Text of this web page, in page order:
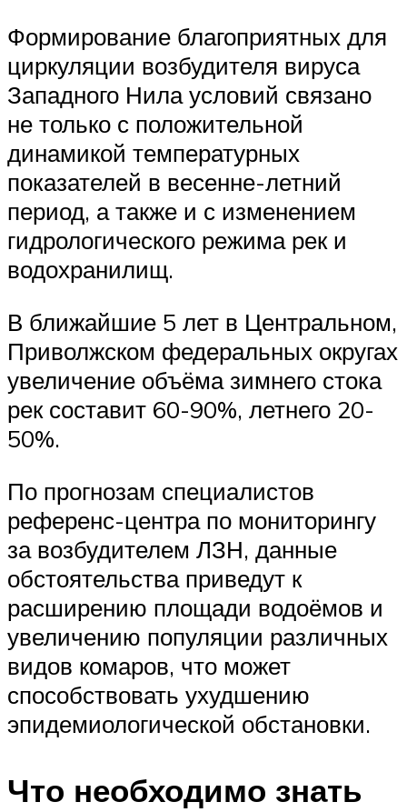
Формирование благоприятных для
циркуляции возбудителя вируса
Западного Нила условий связано
не только с положительной
динамикой температурных
показателей в весенне-летний
период, а также и с изменением
гидрологического режима рек и
водохранилищ.
В ближайшие 5 лет в Центральном,
Приволжском федеральных округах
увеличение объёма зимнего стока
рек составит 60-90%, летнего 20-
50%.
По прогнозам специалистов
референс-центра по мониторингу
за возбудителем ЛЗН, данные
обстоятельства приведут к
расширению площади водоёмов и
увеличению популяции различных
видов комаров, что может
способствовать ухудшению
эпидемиологической обстановки.
Что необходимо знать